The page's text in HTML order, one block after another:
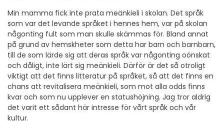
Min mamma fick inte prata meänkieli i skolan. Det språk
som var det levande språket i hennes hem, var på skolan
någonting fult som man skulle skämmas för. Bland annat
på grund av hemskheter som detta har barn och barnbarn,
till de som lärde sig att deras språk var någonting oönskat
och dåligt, inte lärt sig meänkieli. Därför är det så otroligt
viktigt att det finns litteratur på språket, så att det finns en
chans att revitalisera meänkieli, som mot alla odds finns
kvar och som nu upplever en statushöjning. Jag tror aldrig
det varit ett sådant här intresse för vårt språk och vår
kultur.